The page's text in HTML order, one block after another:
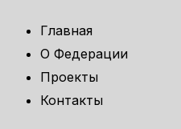
Главная
О Федерации
Проекты
Контакты